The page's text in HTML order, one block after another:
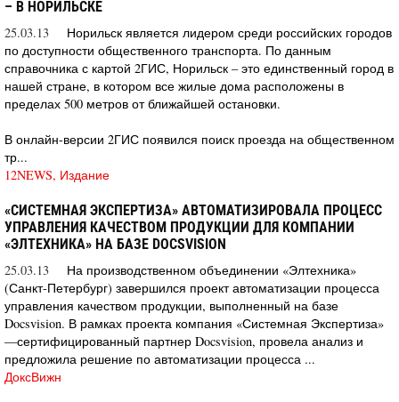
– В НОРИЛЬСКЕ
25.03.13
Норильск является лидером среди российских городов
по доступности общественного транспорта. По данным
справочника с картой 2ГИС, Норильск – это единственный город в
нашей стране, в котором все жилые дома расположены в
пределах 500 метров от ближайшей остановки.
В онлайн-версии 2ГИС появился поиск проезда на общественном
тр...
12NEWS, Издание
«СИСТЕМНАЯ ЭКСПЕРТИЗА» АВТОМАТИЗИРОВАЛА ПРОЦЕСС
УПРАВЛЕНИЯ КАЧЕСТВОМ ПРОДУКЦИИ ДЛЯ КОМПАНИИ
«ЭЛТЕХНИКА» НА БАЗЕ DOCSVISION
25.03.13
На производственном объединении «Элтехника»
(Санкт-Петербург) завершился проект автоматизации процесса
управления качеством продукции, выполненный на базе
Docsvision. В рамках проекта компания «Системная Экспертиза»
—сертифицированный партнер Docsvision, провела анализ и
предложила решение по автоматизации процесса ...
ДоксВижн